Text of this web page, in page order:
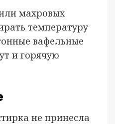
махровых
температуру
вафельные
и горячую
не принесла